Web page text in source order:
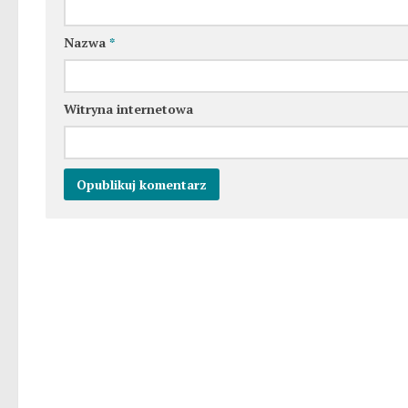
Nazwa *
Witryna internetowa